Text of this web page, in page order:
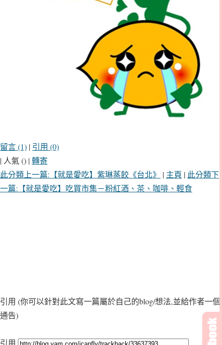
留言 (1) | 引用 (0)
| 人氣 () |轉寄
此分類上一篇:【就是愛吃】紫琳蒸餃《台北》
| 主頁 | 此分類下
一篇:【就是愛吃】吃買市集－粉紅酒、茶、咖啡、輕食
引用 (你可以針對此文寫一篇屬於自己的blog/想法,並給作者一個
通告)
引用